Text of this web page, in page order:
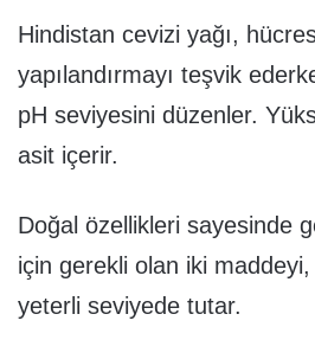
Hindistan cevizi yağı,
yapılandırmayı teşvik
pH seviyesini düzenler.
asit içerir.
Doğal özellikleri sayesinde
için gerekli olan iki
yeterli seviyede tutar.